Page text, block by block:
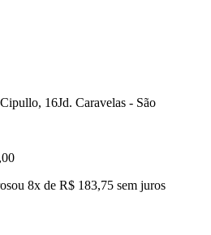
16Jd. Caravelas - São
,00
ou 8x de R$ 183,75 sem juros